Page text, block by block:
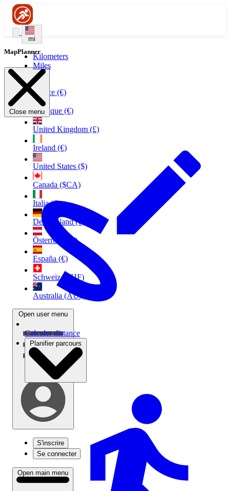
mi
Kilometers
Miles
France (€)
Belgique (€)
United Kingdom (£)
Ireland (€)
United States ($)
Canada ($CA)
Italia (€)
Deutschland (€)
Österreich (€)
España (€)
Schweiz (CHF)
Australia (AU$)
Open user menu
S'inscrire
Se connecter
Open main menu
MapPlanner
Close menu
Calculer distance
Planifier parcours